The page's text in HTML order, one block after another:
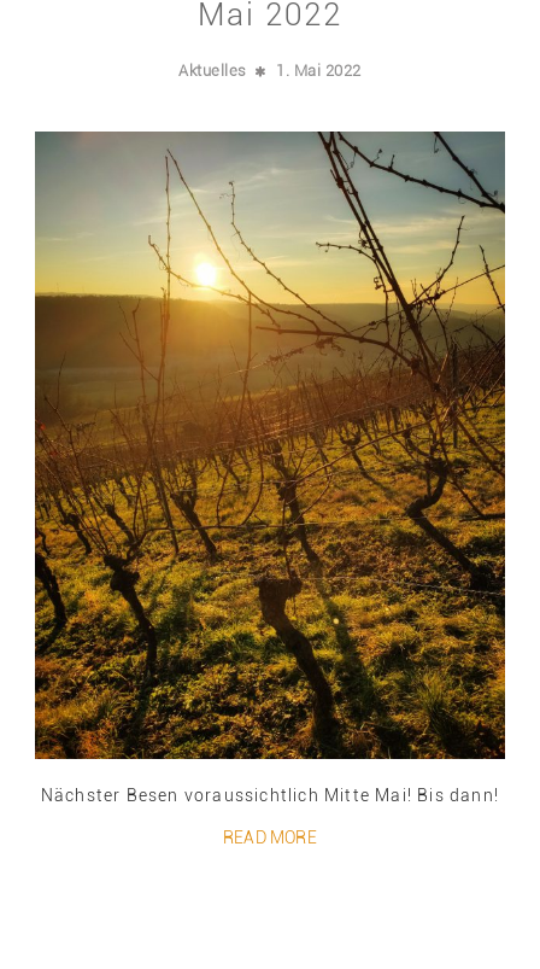
Mai 2022
Aktuelles 1. Mai 2022
Nächster Besen voraussichtlich Mitte Mai! Bis dann!
READ MORE